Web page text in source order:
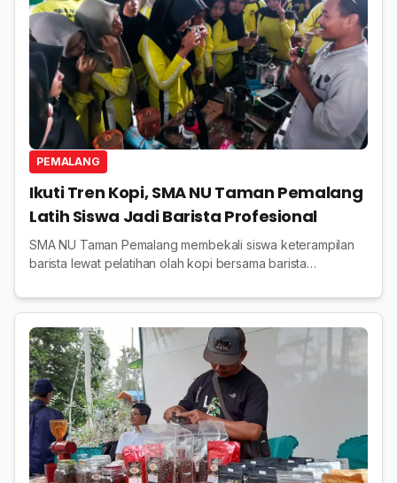
PEMALANG
Ikuti Tren Kopi, SMA NU Taman Pemalang
Latih Siswa Jadi Barista Profesional
SMA NU Taman Pemalang membekali siswa keterampilan
barista lewat pelatihan olah kopi bersama barista